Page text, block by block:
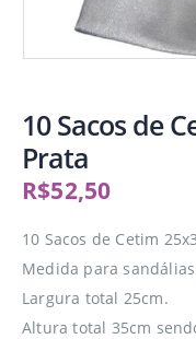
10 Sacos de
Prata
R$52,50
10 Sacos de Cetim
Medida para
Largura total 25cm.
Altura total 35cm